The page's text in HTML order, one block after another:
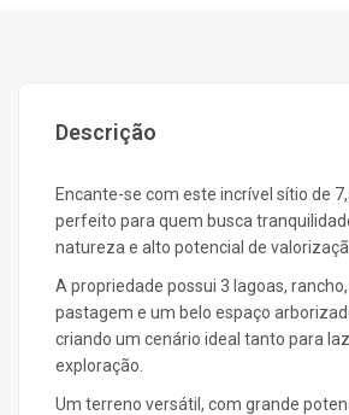
Descrição
Encante-se com este incrível sítio de
perfeito para quem busca
natureza e alto potencial de
A propriedade possui 3 lagoas,
pastagem e um belo espaço
criando um cenário ideal tanto para
exploração.
Um terreno versátil, com grande